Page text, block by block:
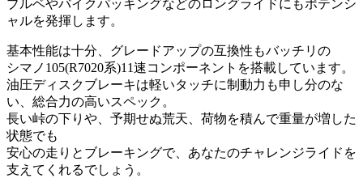
ブルベやバイクパッキングなどのロングライドにもポテンシ
ャルを発揮します。
基本性能は十分、グレードアップの互換性もバッチリの
シマノ105(R7020系)11速コンポーネントを搭載しています。
油圧ディスクブレーキは軽いタッチに制動力も申し分のな
い、総合力の高いスペック。
長い峠の下りや、予期せぬ荒天、荷物を積んで重量が増した
状態でも
安心の走りとブレーキングで、あなたのチャレンジライドを
支えてくれるでしょう。